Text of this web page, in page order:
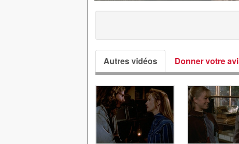
Autres vidéos Donner votre